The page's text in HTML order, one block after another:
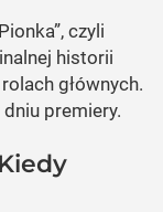
czyli
historii
głównych.
premiery.